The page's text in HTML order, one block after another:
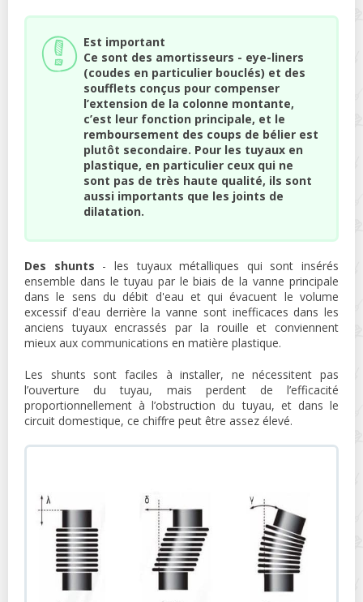
Est important
Ce sont des amortisseurs - eye-liners
(coudes en particulier bouclés) et des
soufflets conçus pour compenser
l’extension de la colonne montante,
c’est leur fonction principale, et le
remboursement des coups de bélier est
plutôt secondaire. Pour les tuyaux en
plastique, en particulier ceux qui ne
sont pas de très haute qualité, ils sont
aussi importants que les joints de
dilatation.
Des shunts - les tuyaux métalliques qui sont insérés
ensemble dans le tuyau par le biais de la vanne principale
dans le sens du débit d'eau et qui évacuent le volume
excessif d'eau derrière la vanne sont inefficaces dans les
anciens tuyaux encrassés par la rouille et conviennent
mieux aux communications en matière plastique.
Les shunts sont faciles à installer, ne nécessitent pas
l’ouverture du tuyau, mais perdent de l’efficacité
proportionnellement à l’obstruction du tuyau, et dans le
circuit domestique, ce chiffre peut être assez élevé.